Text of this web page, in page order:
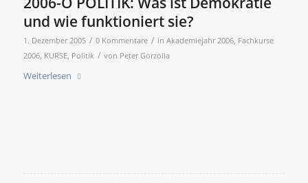
und wie funktioniert sie?
1. Dezember 2005 / 0 Kommentare / in Akademiejahr 2006, Fachkurse
2006, KURSE, Politik / von Peter Gorzolla
Weiterlesen